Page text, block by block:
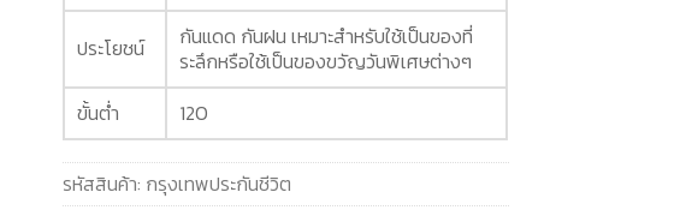
ประโยชน์
กันแดด กันฝน เหมาะสำหรับใช้เป็นของที่
ระลึกหรือใช้เป็นของขวัญวันพิเศษต่างๆ
ขั้นต่ำ
120
รหัสสินค้า: กรุงเทพประกันชีวิต